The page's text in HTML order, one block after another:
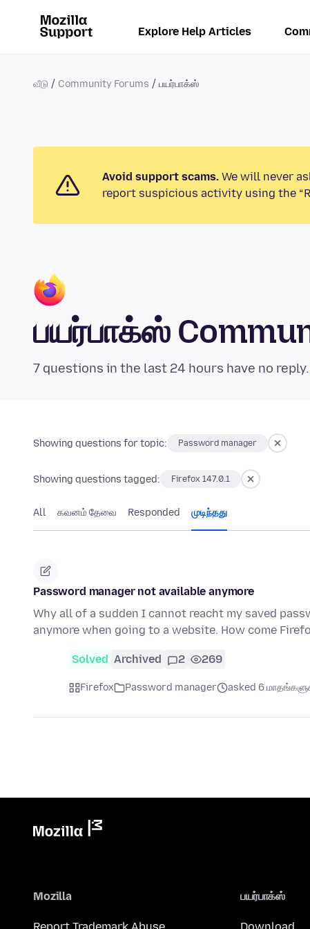
Explore Help Articles
வீடு Community Forums பயர்பாக்ஸ்
Avoid support scams. We will never
report suspicious activity using the
பயர்பாக்ஸ்
7 questions in the last 24 hours have no reply.
Showing questions for topic: Password manager
Showing questions tagged: Firefox 147.0.1
All கவனம் தேவை Responded முடிந்தது
Password manager not available anymore
Why all of a sudden I cannot reacht my saved
anymore when going to a website. How come
Solved Archived 2 269
Firefox Password manager asked 6
Mozilla பயர்பாக்ஸ்